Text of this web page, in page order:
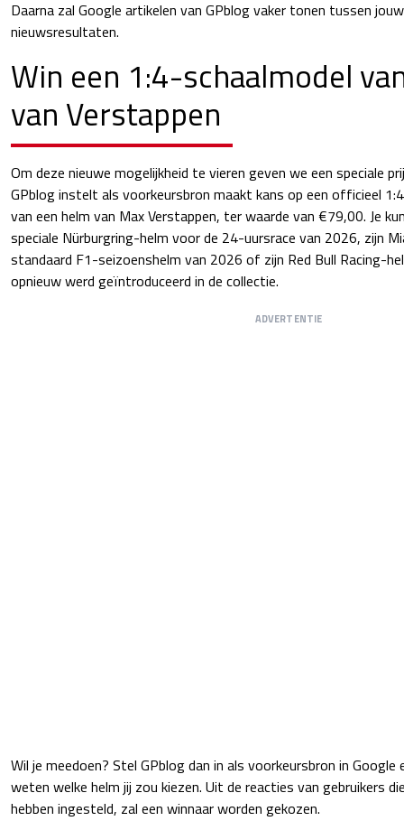
Daarna zal Google artikelen van GPblog vaker tonen tussen
nieuwsresultaten.
Win een 1:4-schaalmodel
van Verstappen
Om deze nieuwe mogelijkheid te vieren geven we een speciale
GPblog instelt als voorkeursbron maakt kans op een officieel
van een helm van Max Verstappen, ter waarde van €79,00. Je
speciale Nürburgring-helm voor de 24-uursrace van 2026, zijn
standaard F1-seizoenshelm van 2026 of zijn Red Bull Racing-
opnieuw werd geïntroduceerd in de collectie.
ADVERTENTIE
Wil je meedoen? Stel GPblog dan in als voorkeursbron in
weten welke helm jij zou kiezen. Uit de reacties van gebruikers
hebben ingesteld, zal een winnaar worden gekozen.